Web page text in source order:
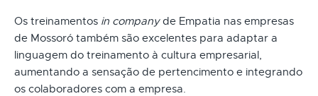
Os treinamentos in companyde Empatia nas empresas
de Mossoró também são excelentes para adaptar a
linguagem do treinamento à cultura empresarial,
aumentando a sensação de pertencimento e integrando
os colaboradores com a empresa.